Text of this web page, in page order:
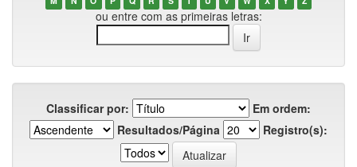
ou entre com as primeiras letras:
Classificar por:
Em ordem:
Resultados/Página
Registro(s):